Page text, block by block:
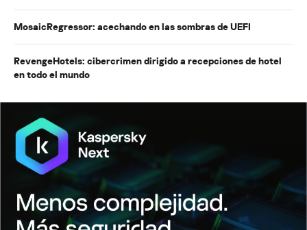
MosaicRegressor: acechando en las sombras de UEFI
RevengeHotels: cibercrimen dirigido a recepciones de hotel
en todo el mundo